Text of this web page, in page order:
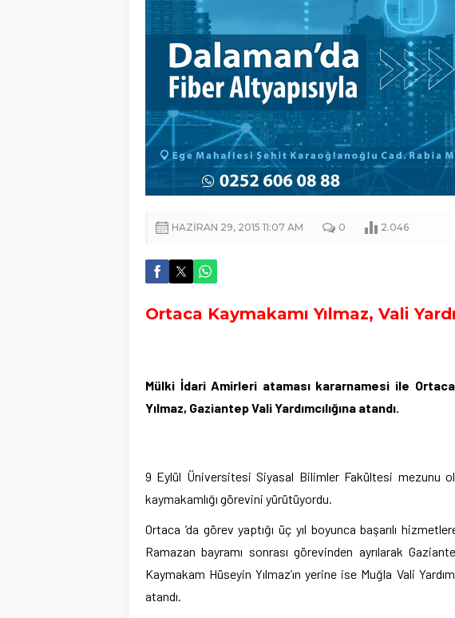
HAZIRAN 29, 2015 11:07 AM 0 2.046
Ortaca Kaymakamı Yılmaz, Vali
Mülki İdari Amirleri ataması kararnamesi ile
Yılmaz, Gaziantep Vali Yardımcılığına atandı.
9 Eylül Üniversitesi Siyasal Bilimler Fakültesi mezunu
kaymakamlığı görevini yürütüyordu.
Ortaca ’da görev yaptığı üç yıl boyunca başarılı
Ramazan bayramı sonrası görevinden ayrılarak
Kaymakam Hüseyin Yılmaz’ın yerine ise Muğla Vali
atandı.